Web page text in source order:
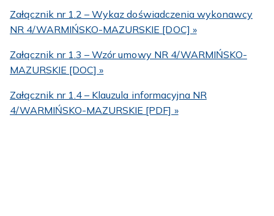
Załącznik nr 1.2 – Wykaz doświadczenia wykonawcy
NR 4/WARMIŃSKO-MAZURSKIE [DOC] »
Załącznik nr 1.3 – Wzór umowy NR 4/WARMIŃSKO-
MAZURSKIE [DOC] »
Załącznik nr 1.4 – Klauzula informacyjna NR
4/WARMIŃSKO-MAZURSKIE [PDF] »